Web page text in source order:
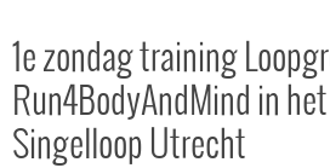
1e zondag training
Run4BodyAndMind in
Singelloop Utrecht